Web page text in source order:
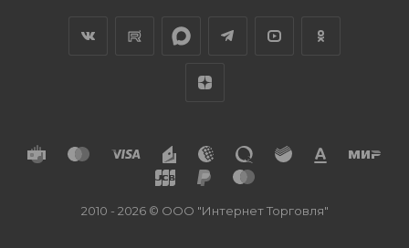
2010 - 2026 © ООО "Интернет Торговля"